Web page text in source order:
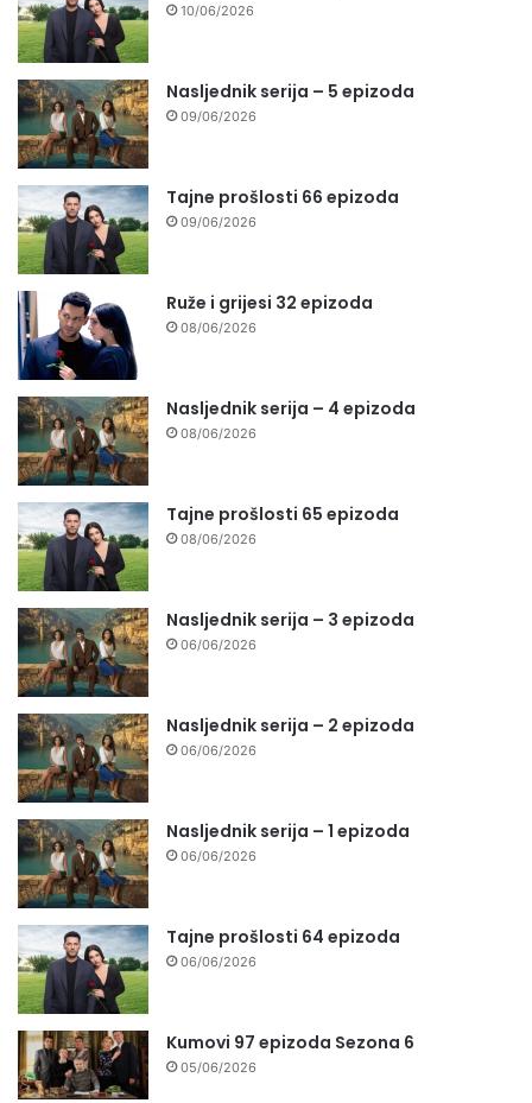
10/06/2026
Nasljednik serija – 5 epizoda
09/06/2026
Tajne prošlosti 66 epizoda
09/06/2026
Ruže i grijesi 32 epizoda
08/06/2026
Nasljednik serija – 4 epizoda
08/06/2026
Tajne prošlosti 65 epizoda
08/06/2026
Nasljednik serija – 3 epizoda
06/06/2026
Nasljednik serija – 2 epizoda
06/06/2026
Nasljednik serija – 1 epizoda
06/06/2026
Tajne prošlosti 64 epizoda
06/06/2026
Kumovi 97 epizoda Sezona 6
05/06/2026